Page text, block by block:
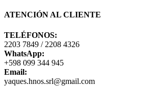
ATENCIÓN AL CLIENTE
TELÉFONOS:
2203 7849 / 2208 4326
WhatsApp:
+598 099 344 945
Email:
yaques.hnos.srl@gmail.com